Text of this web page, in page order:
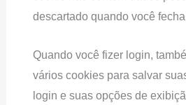
descartado quando você
Quando você fizer login,
vários cookies para salvar
login e suas opções de